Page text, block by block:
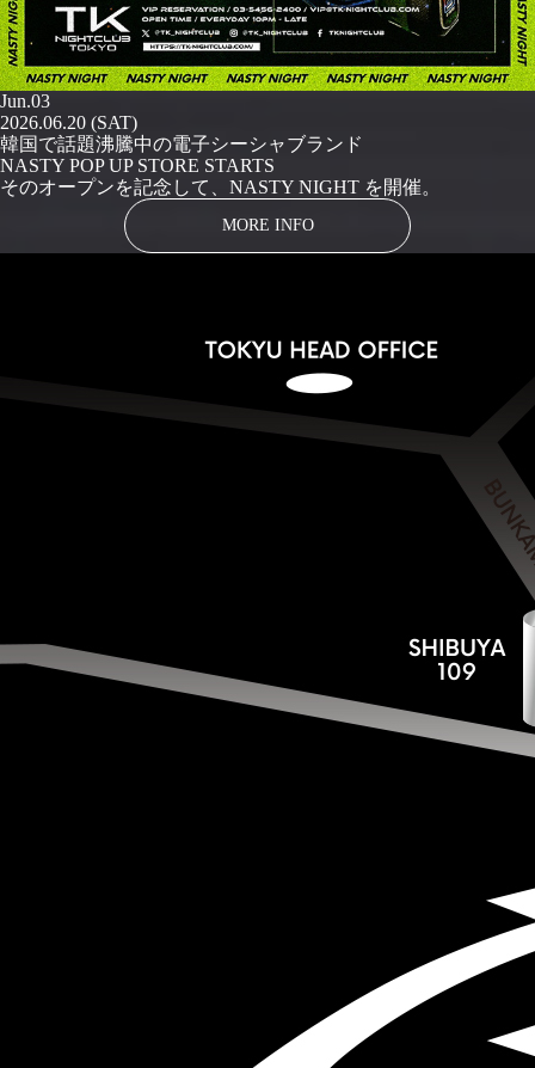
Jun.03
2026.06.20 (SAT)
韓国で話題沸騰中の電子シーシャブランド
NASTY POP UP STORE STARTS
そのオープンを記念して、NASTY NIGHT を開催。
MORE INFO